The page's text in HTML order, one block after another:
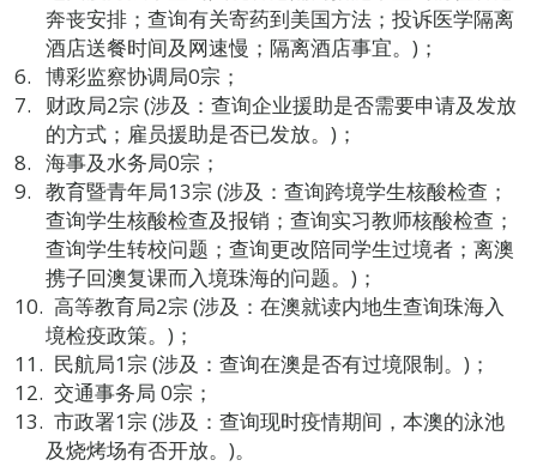
奔丧安排；查询有关寄药到美国方法；投诉医学隔离
酒店送餐时间及网速慢；隔离酒店事宜。)；
博彩监察协调局0宗；
财政局2宗 (涉及：查询企业援助是否需要申请及发放
的方式；雇员援助是否已发放。)；
海事及水务局0宗；
教育暨青年局13宗 (涉及：查询跨境学生核酸检查；
查询学生核酸检查及报销；查询实习教师核酸检查；
查询学生转校问题；查询更改陪同学生过境者；离澳
携子回澳复课而入境珠海的问题。)；
高等教育局2宗 (涉及：在澳就读内地生查询珠海入
境检疫政策。)；
民航局1宗 (涉及：查询在澳是否有过境限制。)；
交通事务局 0宗；
市政署1宗 (涉及：查询现时疫情期间，本澳的泳池
及烧烤场有否开放。)。